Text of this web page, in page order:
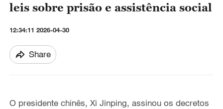
leis sobre prisão e assistência social
12:34:11 2026-04-30
Share
O presidente chinês, Xi Jinping, assinou os decretos